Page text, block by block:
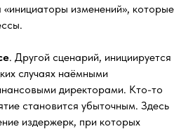
изменений», которые
. Другой сценарий, инициируется
случаях наёмными
директорами. Кто-то
становится убыточным. Здесь
издержерк, при которых